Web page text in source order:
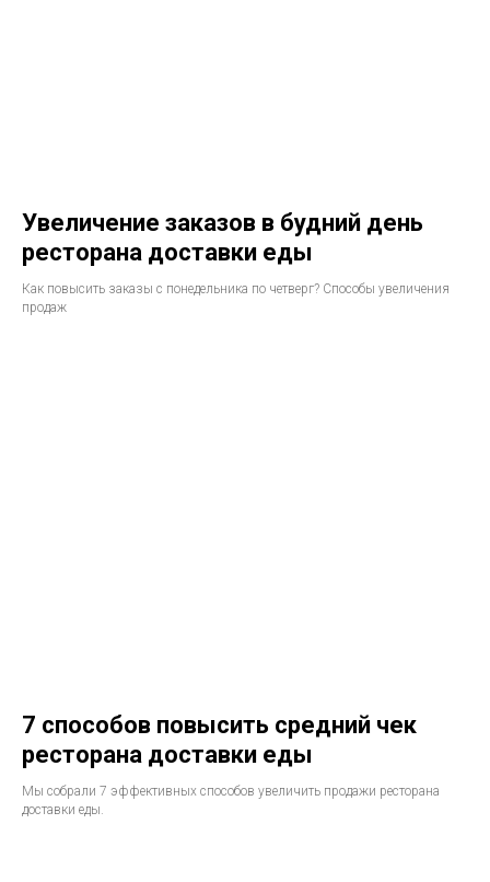
Увеличение заказов в будний день
ресторана доставки еды
Как повысить заказы с понедельника по четверг? Способы увеличения
продаж
7 способов повысить средний чек
ресторана доставки еды
Мы собрали 7 эффективных способов увеличить продажи ресторана
доставки еды.